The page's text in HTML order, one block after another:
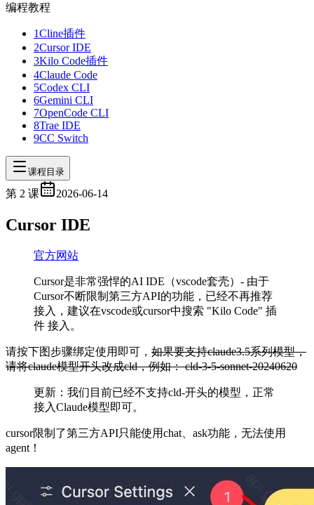
编程教程
1Cline插件
2Cursor IDE
3Kilo Code插件
4Claude Code
5Codex CLI
6Gemini CLI
7OpenCode CLI
8Trae IDE
9CC Switch
课程目录
第 2 课 2026-06-14
Cursor IDE
官方网站
Cursor是非常强悍的AI IDE（vscode套壳）- 由于
Cursor不断限制第三方API的功能，已经不再推荐
接入，建议在vscode或cursor中搜索 "Kilo Code" 插
件 接入。
请按下图步骤绑定使用即可， 如果要支持claude3.5系列模型，
请将claude模型开头改成cld，例如： cld-3-5-sonnet-20240620
更新：我们目前已经不支持cld-开头的模型，正常
接入Claude模型即可。
cursor限制了第三方API只能使用chat、ask功能，无法使用
agent！